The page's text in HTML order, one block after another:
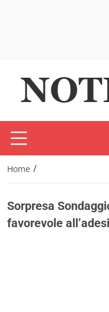
Home /
Sorpresa
favorevole